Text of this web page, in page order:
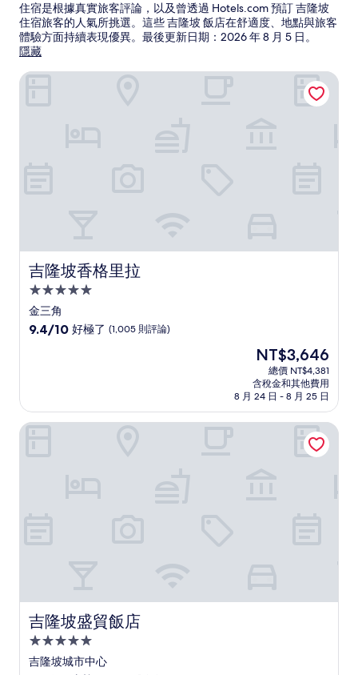
住宿是根據真實旅客評論，以及曾透過 Hotels.com 預訂 吉隆坡
住宿旅客的人氣所挑選。這些 吉隆坡 飯店在舒適度、地點與旅客
體驗方面持續表現優異。最後更新日期： 2026 年 8 月 5 日。
隱藏
吉隆坡香格里拉
吉隆坡香格里拉
5.0
星
級
金三角
9.4
好
極
9.4/10 好極了 (1,005 則評論)
現
價
格
為
NT$3,646
NT$3,646
總價 NT$4,381
含稅金和其他費用
8 月 24 日 - 8 月 25 日
吉隆坡香格里拉
吉隆坡盛貿飯店
吉隆坡盛貿飯店
5.0
星
吉隆坡城市中心
吉隆坡盛貿飯店